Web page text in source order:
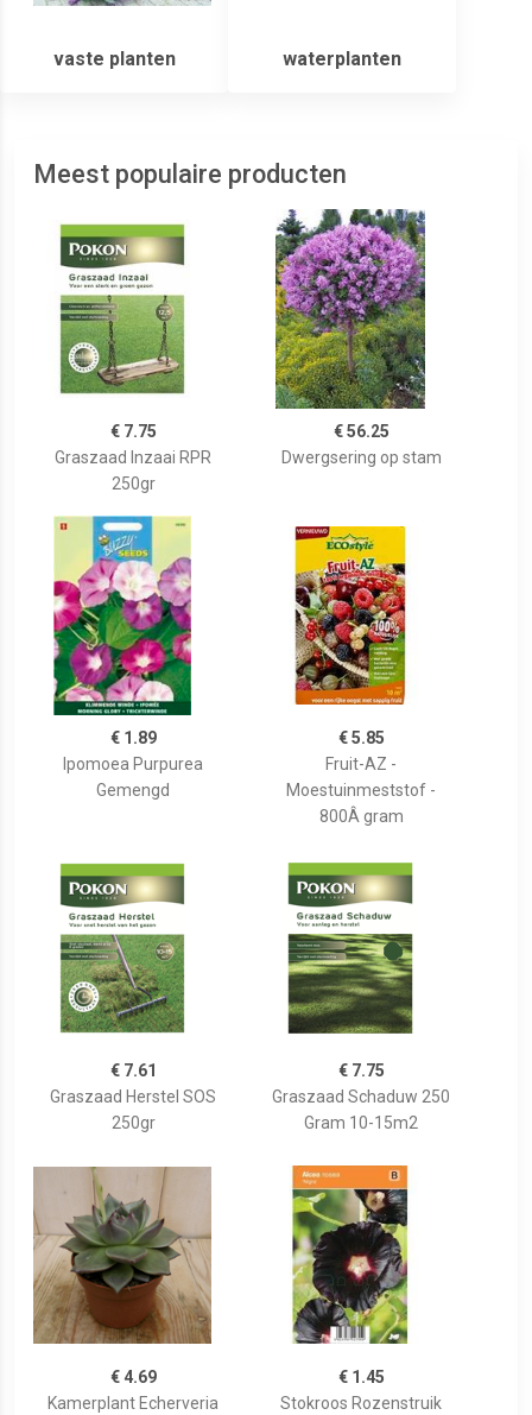
vaste planten waterplanten
Meest populaire producten
€ 7.75
Graszaad Inzaai RPR
250gr
€ 56.25
Dwergsering op stam
€ 1.89
Ipomoea Purpurea
Gemengd
€ 5.85
Fruit-AZ -
Moestuinmeststof -
800Â gram
€ 7.61
Graszaad Herstel SOS
250gr
€ 7.75
Graszaad Schaduw 250
Gram 10-15m2
€ 4.69
Kamerplant Echerveria
€ 1.45
Stokroos Rozenstruik